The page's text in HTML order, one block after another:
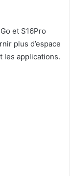
et S16Pro
plus d’espace
les applications.